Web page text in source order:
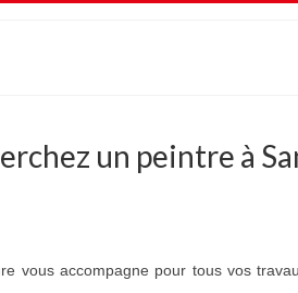
un peintre à
vous accompagne pour tous vos